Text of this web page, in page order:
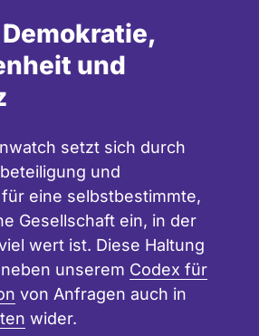
und
setzt sich durch
und
eine selbstbestimmte,
Gesellschaft ein, in der
wert ist. Diese Haltung
unserem Codex für
von Anfragen auch in
wider.